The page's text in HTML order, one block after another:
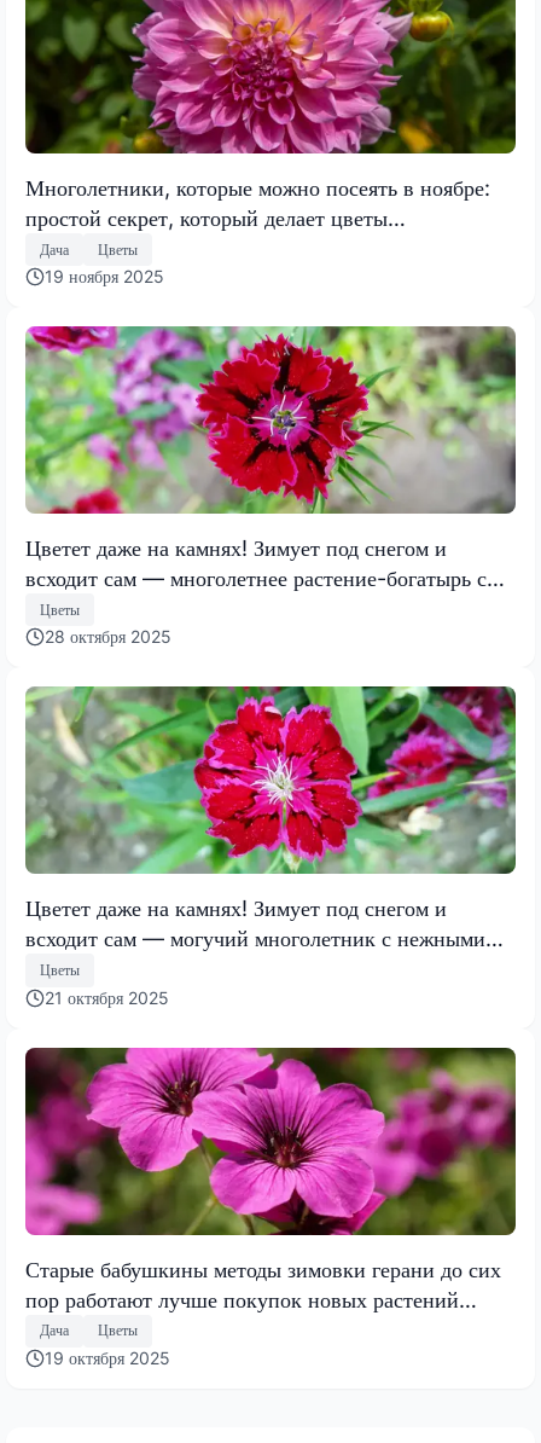
Многолетники, которые можно посеять в ноябре:
простой секрет, который делает цветы
морозоустойчивыми до -25°C
Дача Цветы
19 ноября 2025
Цветет даже на камнях! Зимует под снегом и
всходит сам — многолетнее растение-богатырь с
нежными цветами
Цветы
28 октября 2025
Цветет даже на камнях! Зимует под снегом и
всходит сам — могучий многолетник с нежными
цветами
Цветы
21 октября 2025
Старые бабушкины методы зимовки герани до сих
пор работают лучше покупок новых растений
весной
Дача Цветы
19 октября 2025